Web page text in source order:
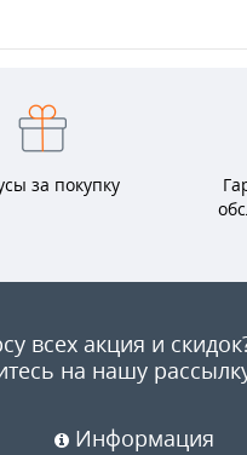
за покупку
всех акция и
на нашу
Информация